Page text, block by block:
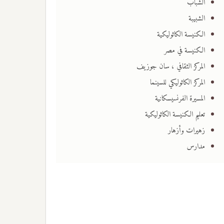
الشباب
الشبيبة
الكنيسة الكاثوليكية
الكنيسة في مصر
المركز الثقافي ، سان جوزيف
المركز الكاثوليكي للسينما
المسيرة الفرنسيسكانية
تعليم الكنيسة الكاثوليكية
زهيرات وأزهار
مدارس